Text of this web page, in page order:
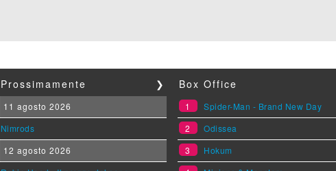
Prossimamente ❯
11 agosto 2026
Nimrods
12 agosto 2026
Box Office
1
Spider-Man - Brand New Day
2
Odissea
3
Hokum